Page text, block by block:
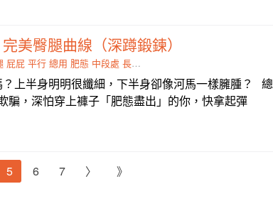
美臀腿曲線（深蹲鍛鍊）
屁屁 平行 總用 肥態 中段處 長板
上半身明明很纖細，下半身卻像河馬一樣臃腫？ 總
騙，深怕穿上褲子「肥態盡出」的你，快拿起彈
5 6 7 〉 》